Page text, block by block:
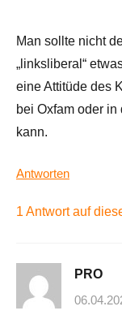
Man sollte nicht
„linksliberal“
eine Attitüde des
bei Oxfam oder
kann.
Antworten
1 Antwort auf
PRO